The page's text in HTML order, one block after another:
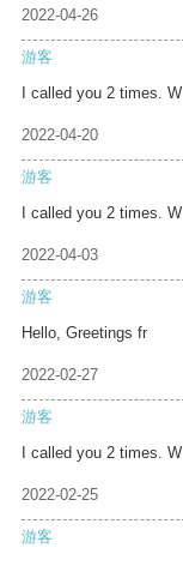
2022-04-26
游客
I called you 2 times. W
2022-04-20
游客
I called you 2 times. W
2022-04-03
游客
Hello, Greetings fr
2022-02-27
游客
I called you 2 times. W
2022-02-25
游客